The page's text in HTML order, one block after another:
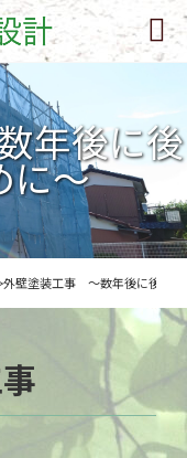

年後に後
に～
外壁塗装工事 ～数年後に後悔し